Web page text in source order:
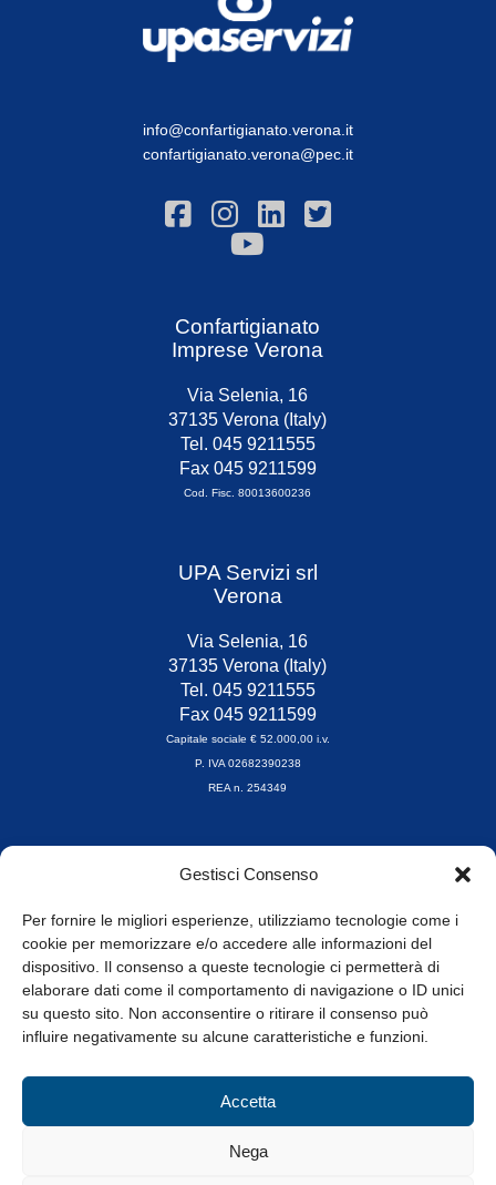
Gestisci Consenso
Per fornire le migliori esperienze, utilizziamo tecnologie come i
cookie per memorizzare e/o accedere alle informazioni del
dispositivo. Il consenso a queste tecnologie ci permetterà di
elaborare dati come il comportamento di navigazione o ID unici
su questo sito. Non acconsentire o ritirare il consenso può
influire negativamente su alcune caratteristiche e funzioni.
Accetta
Nega
info@confartigianato.verona.it
confartigianato.verona@pec.it
Confartigianato
Imprese Verona
Via Selenia, 16
37135 Verona (Italy)
Tel. 045 9211555
Fax 045 9211599
Cod. Fisc. 80013600236
UPA Servizi srl
Verona
Via Selenia, 16
37135 Verona (Italy)
Tel. 045 9211555
Fax 045 9211599
Capitale sociale € 52.000,00 i.v.
P. IVA 02682390238
REA n. 254349
Orari di apertura
8.30-13.00 / 14.00-17.30
Whistleblowing
© Tutti i diritti riservati
Privacy Policy e Cookie|Informativa Cookie